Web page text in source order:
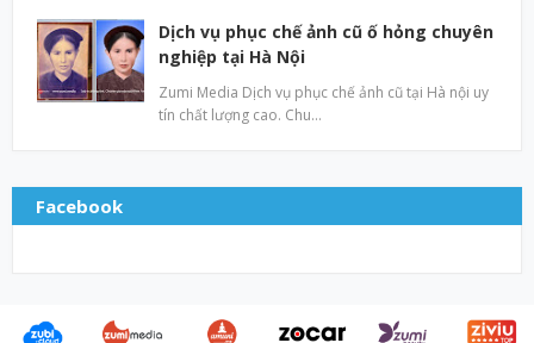
Dịch vụ phục chế ảnh cũ ố hỏng chuyên
nghiệp tại Hà Nội
Zumi Media Dịch vụ phục chế ảnh cũ tại Hà nội uy
tín chất lượng cao. Chu…
Facebook